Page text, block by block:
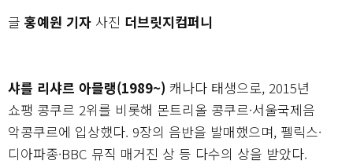
글 홍예원 기자 사진 더브릿지컴퍼니
샤를 리샤르 아믈랭(1989~) 캐나다 태생으로, 2015년
쇼팽 콩쿠르 2위를 비롯해 몬트리올 콩쿠르·서울국제음
악콩쿠르에 입상했다. 9장의 음반을 발매했으며, 펠릭스·
디아파종·BBC 뮤직 매거진 상 등 다수의 상을 받았다.